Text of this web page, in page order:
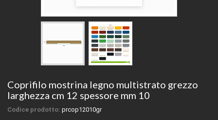
Coprifilo mostrina legno multistrato grezzo
larghezza cm 12 spessore mm 10
Codice prodotto: prcop12010gr